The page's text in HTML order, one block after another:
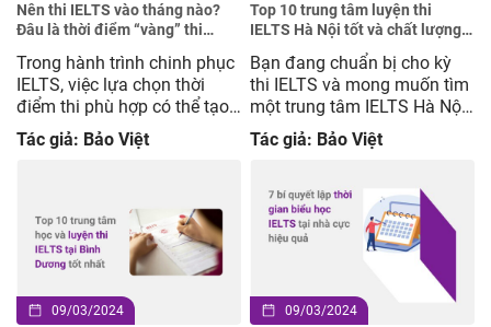
Nên thi IELTS vào tháng nào?
Đâu là thời điểm “vàng” thi
Trong hành trình chinh phục
IELTS, việc lựa chọn thời
điểm thi phù hợp có thể tạo
nên lợi thế quan trọng, giúp
bạn tiến gần hơn đến target
“Đâu là thời điểm ‘vàng’ để
thi IELTS?” là những câu hỏi
mà rất nhiều thí […]
Tác giả: Bảo Việt
Top 10 trung tâm luyện thi
IELTS Hà Nội tốt và chất lượng
Bạn đang chuẩn bị cho kỳ
thi IELTS và mong muốn tìm
một trung tâm IELTS Hà Nội
uy tín? Với mục tiêu giúp bạn
đạt được band điểm mong
nhất, lựa chọn một trung
tâm chất lượng là bước quan
trọng đầu tiên. Nắm bắt
Tác giả: Bảo Việt
09/03/2024 09/03/2024